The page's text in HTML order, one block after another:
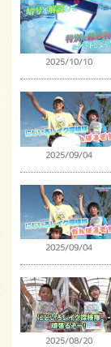
2025/10/10
2025/09/04
2025/09/04
2025/08/20